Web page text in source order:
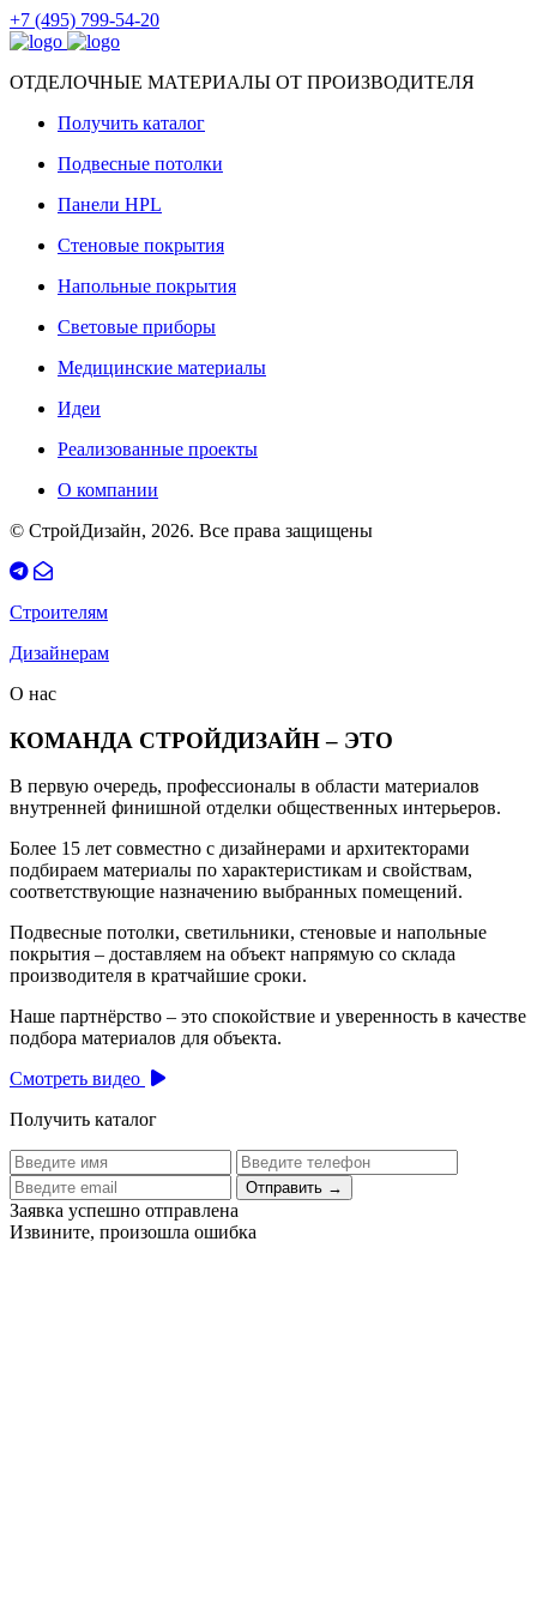
+7 (495) 799-54-20
ОТДЕЛОЧНЫЕ МАТЕРИАЛЫ ОТ ПРОИЗВОДИТЕЛЯ
Получить каталог
Подвесные потолки
Панели HPL
Стеновые покрытия
Напольные покрытия
Световые приборы
Медицинские материалы
Идеи
Реализованные проекты
О компании
© СтройДизайн, 2026. Все права защищены
Строителям
Дизайнерам
О нас
КОМАНДА СТРОЙДИЗАЙН – ЭТО
В первую очередь, профессионалы в области материалов
внутренней финишной отделки общественных интерьеров.
Более 15 лет совместно с дизайнерами и архитекторами
подбираем материалы по характеристикам и свойствам,
соответствующие назначению выбранных помещений.
Подвесные потолки, светильники, стеновые и напольные
покрытия – доставляем на объект напрямую со склада
производителя в кратчайшие сроки.
Наше партнёрство – это спокойствие и уверенность в качестве
подбора материалов для объекта.
Смотреть видео
Получить каталог
Отправить →
Заявка успешно отправлена
Извините, произошла ошибка